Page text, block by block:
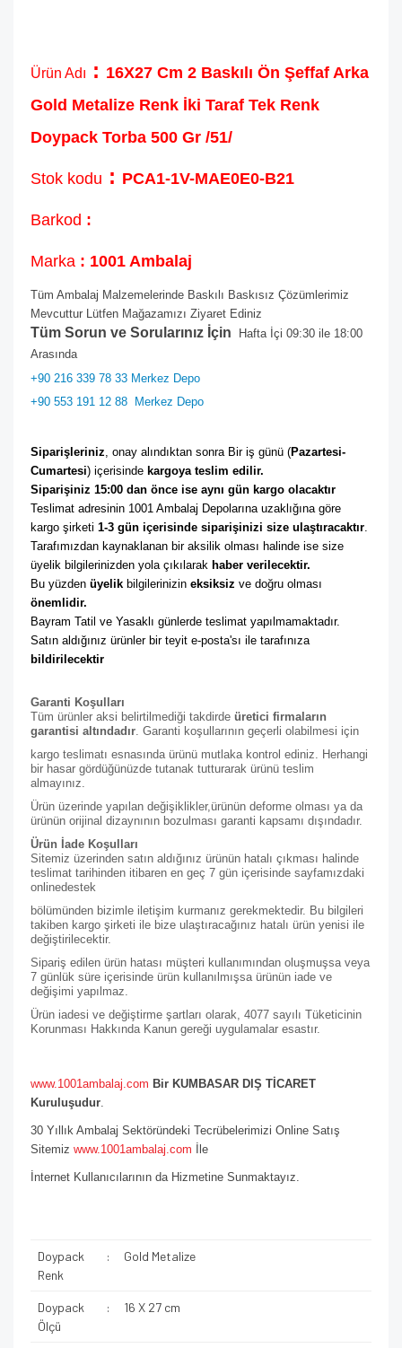
Ürün Adı : 16X27 Cm 2 Baskılı Ön Şeffaf Arka
Gold Metalize Renk İki Taraf Tek Renk
Doypack Torba 500 Gr /51/
Stok kodu : PCA1-1V-MAE0E0-B21
Barkod :
Marka : 1001 Ambalaj
Tüm Ambalaj Malzemelerinde Baskılı Baskısız Çözümlerimiz
Mevcuttur Lütfen Mağazamızı Ziyaret Ediniz
Tüm Sorun ve Sorularınız İçin Hafta İçi 09:30 ile 18:00
Arasında
+90 216 339 78 33 Merkez Depo
+90 553 191 12 88 Merkez Depo
Siparişleriniz, onay alındıktan sonra Bir iş günü (Pazartesi-
Cumartesi) içerisinde kargoya teslim edilir.
Siparişiniz 15:00 dan önce ise aynı gün kargo olacaktır
Teslimat adresinin 1001 Ambalaj Depolarına uzaklığına göre
kargo şirketi 1-3 gün içerisinde siparişinizi size ulaştıracaktır.
Tarafımızdan kaynaklanan bir aksilik olması halinde ise size
üyelik bilgilerinizden yola çıkılarak haber verilecektir.
Bu yüzden üyelik bilgilerinizin eksiksiz
önemlidir.
Bayram Tatil ve Yasaklı günlerde teslimat yapılmamaktadır.
Satın aldığınız ürünler bir teyit e-posta'sı ile tarafınıza
bildirilecektir
Garanti Koşulları
Tüm ürünler aksi belirtilmediği takdirde üretici firmaların
garantisi altındadır. Garanti koşullarının geçerli olabilmesi için
kargo teslimatı esnasında ürünü mutlaka kontrol ediniz. Herhangi
bir hasar gördüğünüzde tutanak tutturarak ürünü teslim
almayınız.
Ürün üzerinde yapılan değişiklikler,ürünün deforme olması ya da
ürünün orijinal dizaynının bozulması garanti kapsamı dışındadır.
Ürün İade Koşulları
Sitemiz üzerinden satın aldığınız ürünün hatalı çıkması halinde
teslimat tarihinden itibaren en geç 7 gün içerisinde sayfamızdaki
onlinedestek
bölümünden bizimle iletişim kurmanız gerekmektedir. Bu bilgileri
takiben kargo şirketi ile bize ulaştıracağınız hatalı ürün yenisi ile
değiştirilecektir.
Sipariş edilen ürün hatası müşteri kullanımından oluşmuşsa veya
7 günlük süre içerisinde ürün kullanılmışsa ürünün iade ve
değişimi yapılmaz.
Ürün iadesi ve değiştirme şartları olarak, 4077 sayılı Tüketicinin
Korunması Hakkında Kanun gereği uygulamalar esastır.
www.1001ambalaj.com Bir KUMBASAR DIŞ TİCARET
Kuruluşudur.
30 Yıllık Ambalaj Sektöründeki Tecrübelerimizi Online Satış
Sitemiz www.1001ambalaj.com İle
İnternet Kullanıcılarının da Hizmetine Sunmaktayız.
Doypack
Renk
: Gold Metalize
Doypack
Ölçü
: 16 X 27 cm